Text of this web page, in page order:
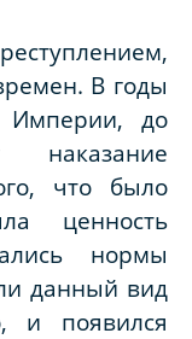
В годы
Империи, до
что было
ценность
нормы
данный вид
и появился